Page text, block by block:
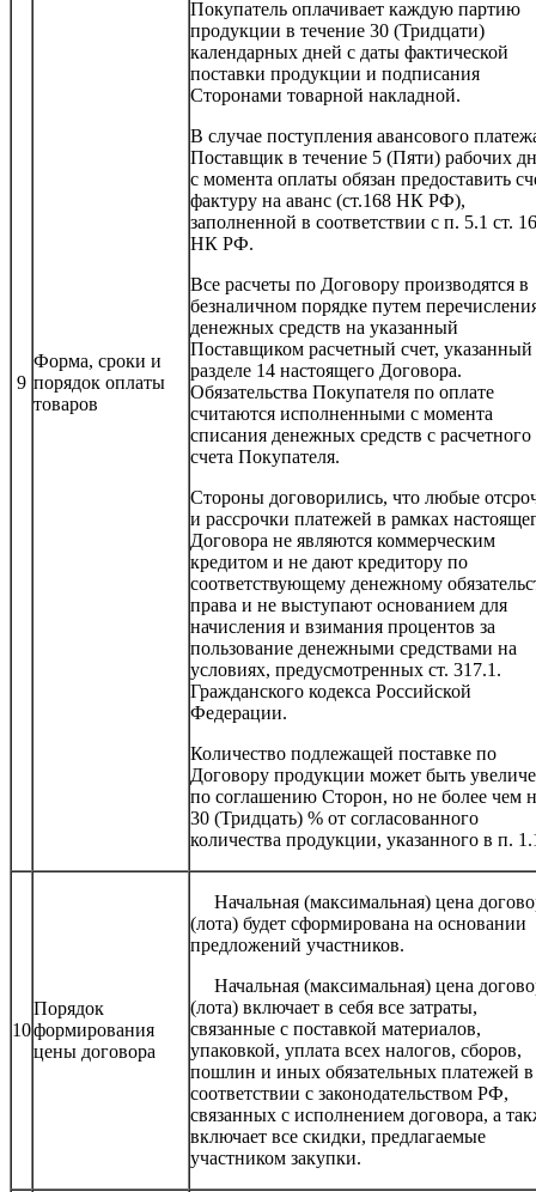
9
Форма, сроки и
порядок оплаты
товаров
Покупатель оплачивает каждую партию
продукции в течение 30 (Тридцати)
календарных дней с даты фактической
поставки продукции и подписания
Сторонами товарной накладной.
В случае поступления авансового
Поставщик в течение 5 (Пяти) рабочих
с момента оплаты обязан предоставить
фактуру на аванс (ст.168 НК РФ),
заполненной в соответствии с п. 5.1 ст.
НК РФ.
Все расчеты по Договору производятся в
безналичном порядке путем
денежных средств на указанный
Поставщиком расчетный счет, указанный
разделе 14 настоящего Договора.
Обязательства Покупателя по оплате
считаются исполненными с момента
списания денежных средств с расчетного
счета Покупателя.
Стороны договорились, что любые
и рассрочки платежей в рамках
Договора не являются коммерческим
кредитом и не дают кредитору по
соответствующему денежному
права и не выступают основанием для
начисления и взимания процентов за
пользование денежными средствами на
условиях, предусмотренных ст. 317.1.
Гражданского кодекса Российской
Федерации.
Количество подлежащей поставке по
Договору продукции может быть
по соглашению Сторон, но не более чем
30 (Тридцать) % от согласованного
количества продукции, указанного в п.
10
Порядок
формирования
цены договора
Начальная (максимальная) цена
(лота) будет сформирована на основании
предложений участников.
Начальная (максимальная) цена
(лота) включает в себя все затраты,
связанные с поставкой материалов,
упаковкой, уплата всех налогов, сборов,
пошлин и иных обязательных платежей в
соответствии с законодательством РФ,
связанных с исполнением договора, а
включает все скидки, предлагаемые
участником закупки.